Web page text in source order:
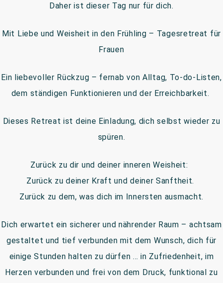
Daher ist dieser Tag nur für dich.
Mit Liebe und Weisheit in den Frühling – Tagesretreat für
Frauen
Ein liebevoller Rückzug – fernab von Alltag, To-do-Listen,
dem ständigen Funktionieren und der Erreichbarkeit.
Dieses Retreat ist deine Einladung, dich selbst wieder zu
spüren.
Zurück zu dir und deiner inneren Weisheit:
Zurück zu deiner Kraft und deiner Sanftheit.
Zurück zu dem, was dich im Innersten ausmacht.
Dich erwartet ein sicherer und nährender Raum – achtsam
gestaltet und tief verbunden mit dem Wunsch, dich für
einige Stunden halten zu dürfen … in Zufriedenheit, im
Herzen verbunden und frei von dem Druck, funktional zu